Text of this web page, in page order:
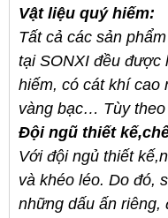
Vật liệu quý hiếm:
Tất cả các sản
tại SONXI đều được
hiếm, có cát khí cao
vàng bạc… Tùy theo
Đội ngũ thiết
Với đội ngủ thiết kế,
và khéo léo. Do đó,
những dấu ấn riêng,